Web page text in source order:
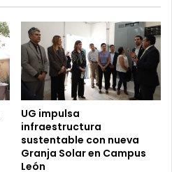
UG impulsa
infraestructura
sustentable con nueva
Granja Solar en Campus
León